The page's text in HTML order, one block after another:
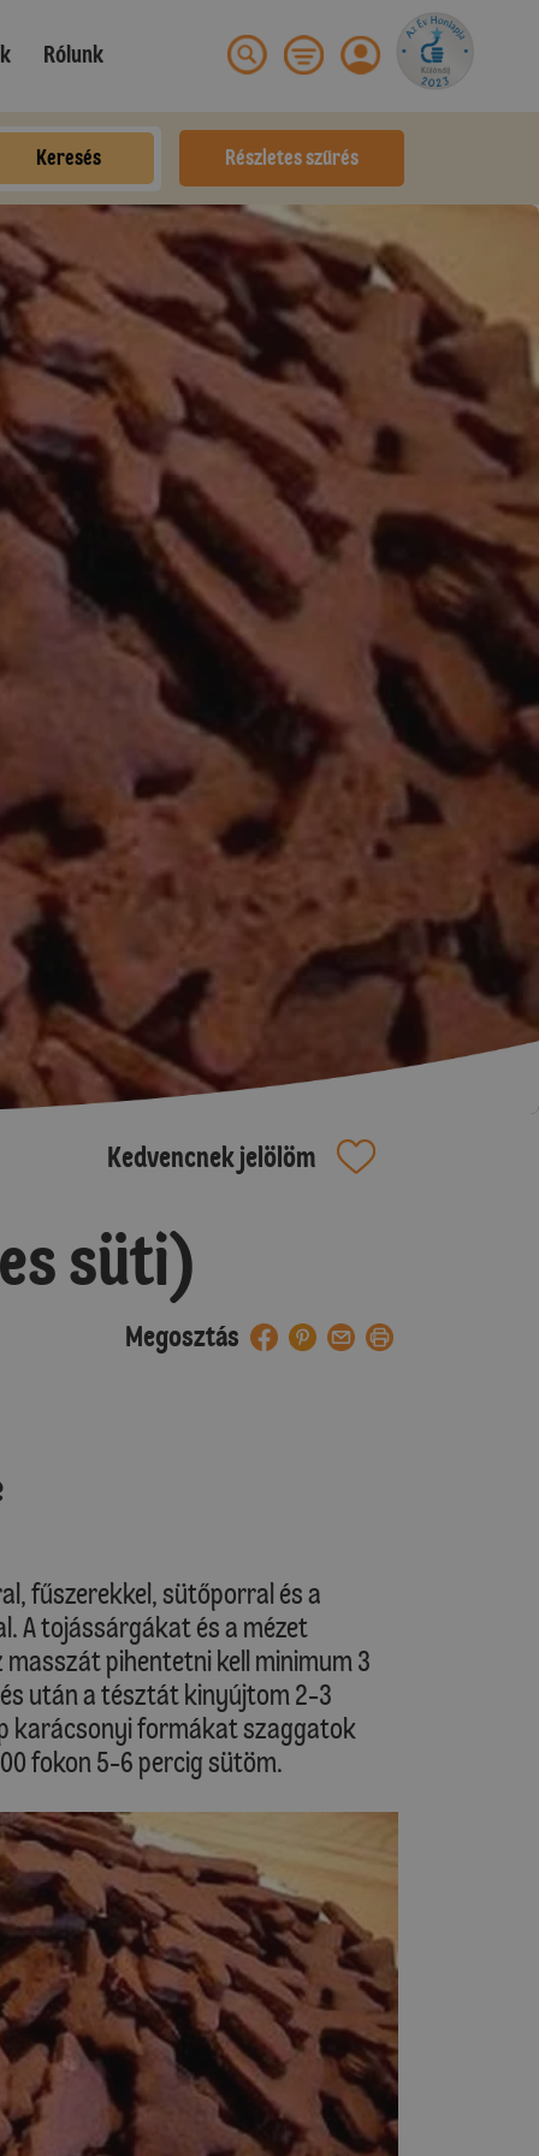
Rólunk
Keresés Részletes szűrés
Kedvencnek jelölöm
süti)
Megosztás
fűszerekkel, sütőporral és a
A tojássárgákat és a mézet
pihentetni kell minimum 3
után a tésztát kinyújtom 2-3
karácsonyi formákat szaggatok
fokon 5-6 percig sütöm.